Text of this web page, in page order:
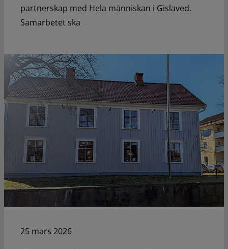
partnerskap med Hela människan i Gislaved.
Samarbetet ska
25 mars 2026